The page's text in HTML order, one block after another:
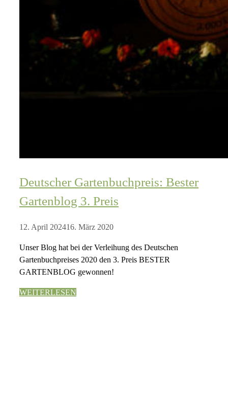
Deutscher Gartenbuchpreis: Bester
Gartenblog 3. Preis
12. April 202416. März 2020
Unser Blog hat bei der Verleihung des Deutschen
Gartenbuchpreises 2020 den 3. Preis BESTER
GARTENBLOG gewonnen!
WEITERLESEN